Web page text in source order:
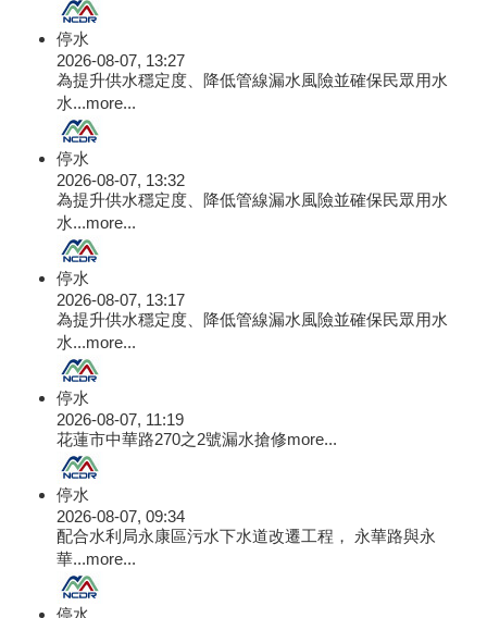
停水
2026-08-07, 13:27
為提升供水穩定度、降低管線漏水風險並確保民眾用水
水... more...
停水
2026-08-07, 13:32
為提升供水穩定度、降低管線漏水風險並確保民眾用水
水... more...
停水
2026-08-07, 13:17
為提升供水穩定度、降低管線漏水風險並確保民眾用水
水... more...
停水
2026-08-07, 11:19
花蓮市中華路270之2號漏水搶修more...
停水
2026-08-07, 09:34
配合水利局永康區污水下水道改遷工程， 永華路與永
華... more...
停水